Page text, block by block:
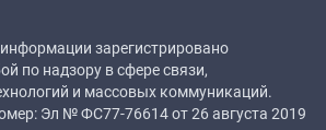
зарегистрировано
по надзору в сфере связи,
и массовых коммуникаций.
Эл № ФС77-76614 от 26 августа 2019